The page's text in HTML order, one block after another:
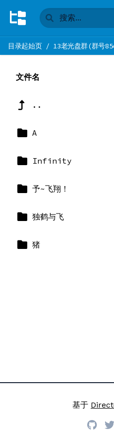
目录起始页/ 13老光盘群(群号
文件名
..
A
Infinity
予~飞翔！
独鹤与飞
猪
基于